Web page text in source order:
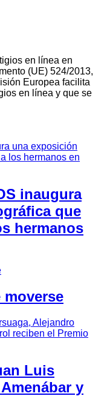
en línea en
(UE) 524/2013,
Europea facilita
en línea y que se
inaugura
que
hermanos
moverse
Luis
y